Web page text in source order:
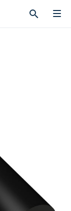
search
search